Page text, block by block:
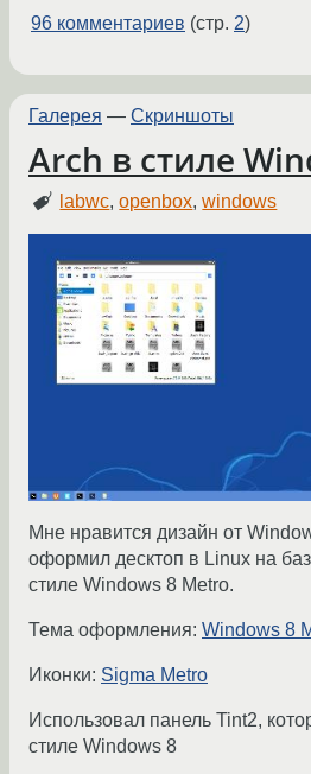
96 комментариев (стр. 2)
Галерея — Скриншоты
Arch в стиле
labwc,openbox,windows
Мне нравится дизайн от
оформил десктоп в Linux на
стиле Windows 8 Metro.
Тема оформления: Windows 8
Иконки: Sigma Metro
Использовал панель Tint2,
стиле Windows 8